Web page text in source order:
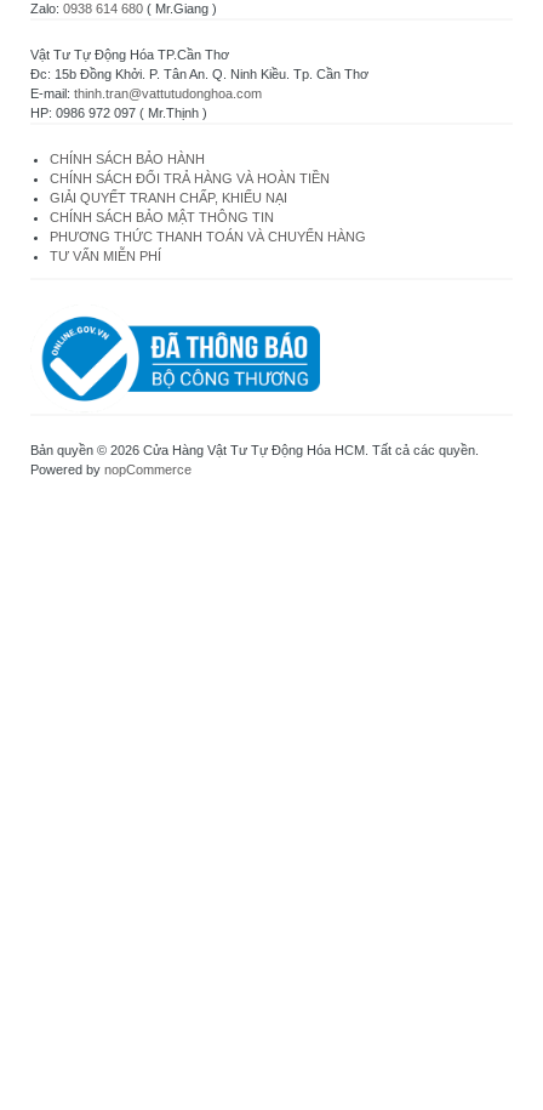
Zalo: 0938 614 680 ( Mr.Giang )
Vật Tư Tự Động Hóa TP.Cần Thơ
Đc: 15b Đồng Khởi. P. Tân An. Q. Ninh Kiều. Tp. Cần Thơ
E-mail: thinh.tran@vattutudonghoa.com
HP: 0986 972 097 ( Mr.Thịnh )
CHÍNH SÁCH BẢO HÀNH
CHÍNH SÁCH ĐỔI TRẢ HÀNG VÀ HOÀN TIỀN
GIẢI QUYẾT TRANH CHẤP, KHIẾU NẠI
CHÍNH SÁCH BẢO MẬT THÔNG TIN
PHƯƠNG THỨC THANH TOÁN VÀ CHUYỂN HÀNG
TƯ VẤN MIỄN PHÍ
Bản quyền © 2026 Cửa Hàng Vật Tư Tự Động Hóa HCM. Tất cả các quyền.
Powered by nopCommerce